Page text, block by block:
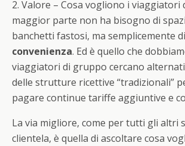
2. Valore – Cosa vogliono i viaggiatori
maggior parte non ha bisogno di
banchetti fastosi, ma semplicemente di
convenienza. Ed è quello che
viaggiatori di gruppo cercano
delle strutture ricettive “tradizionali”
pagare continue tariffe aggiuntive e
La via migliore, come per tutti gli altri
clientela, è quella di ascoltare cosa